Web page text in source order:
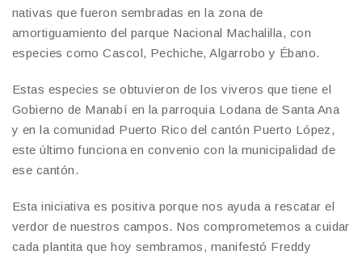
nativas que fueron sembradas en la zona de
amortiguamiento del parque Nacional Machalilla, con
especies como Cascol, Pechiche, Algarrobo y Ébano.
Estas especies se obtuvieron de los viveros que tiene el
Gobierno de Manabí en la parroquia Lodana de Santa Ana
y en la comunidad Puerto Rico del cantón Puerto López,
este último funciona en convenio con la municipalidad de
ese cantón.
Esta iniciativa es positiva porque nos ayuda a rescatar el
verdor de nuestros campos. Nos comprometemos a cuidar
cada plantita que hoy sembramos, manifestó Freddy